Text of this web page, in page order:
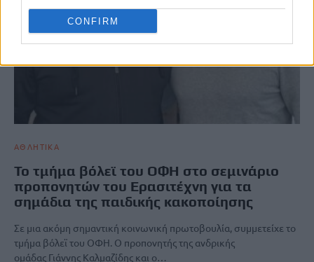
CONFIRM
ΑΘΛΗΤΙΚΑ
Το τμήμα βόλεϊ του ΟΦΗ στο σεμινάριο
προπονητών του Ερασιτέχνη για τα
σημάδια της παιδικής κακοποίησης
Σε μια ακόμη σημαντική κοινωνική πρωτοβουλία, συμμετείχε το
τμήμα βόλεϊ του ΟΦΗ. Ο προπονητής της ανδρικής
ομάδας Γιάννης Καλμαζίδης και ο…